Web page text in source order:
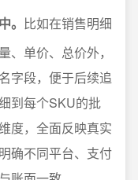
。 比如在销售明细
、单价、总价外，
字段，便于后续追
到每个SKU的批
度，全面反映真实
确不同平台、支付